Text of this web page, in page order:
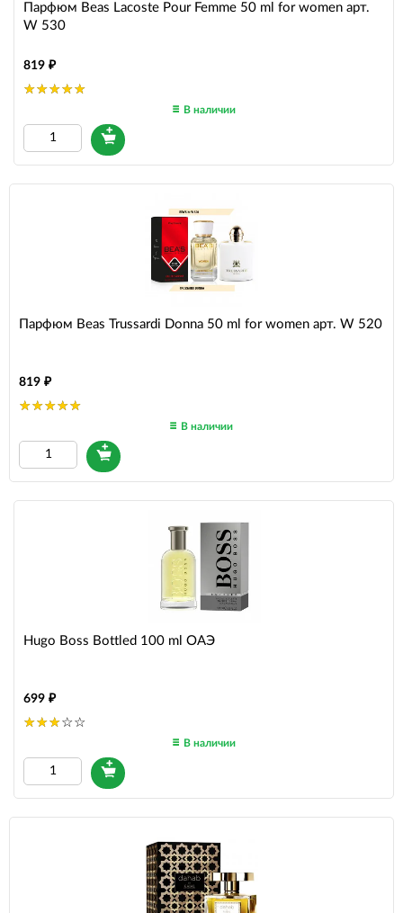
Парфюм Beas Lacoste Pour Femme 50 ml for women арт.
W 530
819
В наличии
Парфюм Beas Trussardi Donna 50 ml for women арт. W 520
819
В наличии
Hugo Boss Bottled 100 ml ОАЭ
699
В наличии